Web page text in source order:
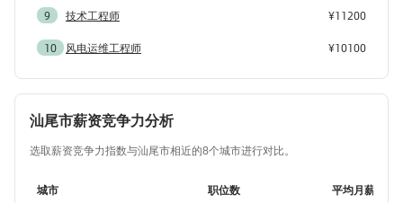
9
技术工程师
¥11200
10
风电运维工程师 ¥10100
汕尾市薪资竞争力分析
选取薪资竞争力指数与汕尾市相近的8个城市进行对比。
城市 职位数 平均月薪